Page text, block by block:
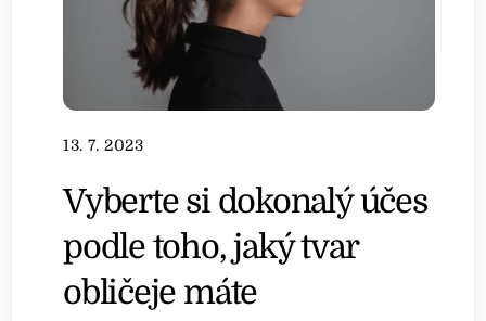
13. 7. 2023
Vyberte si dokonalý účes
podle toho, jaký tvar
obličeje máte